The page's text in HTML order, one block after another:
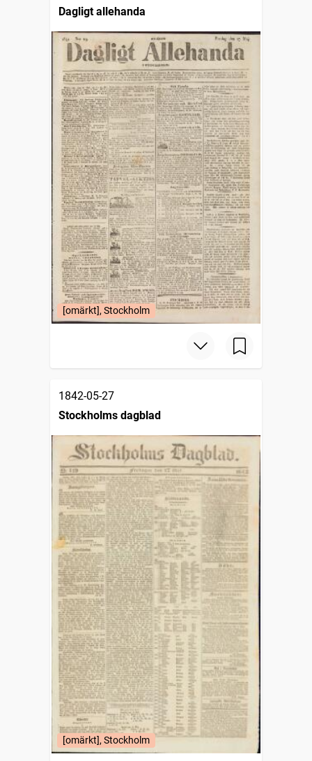
Dagligt allehanda
[omärkt], Stockholm
1842-05-27
Stockholms dagblad
[omärkt], Stockholm